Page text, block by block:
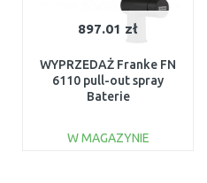
897.01 zł
WYPRZEDAŻ Franke FN
6110 pull-out spray
Baterie
W MAGAZYNIE